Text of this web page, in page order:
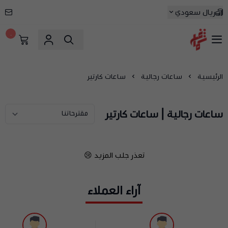
ريال سعودي
شماغ شوب | أفضل متجر شماغ في السعودية
الرئيسية ساعات رجالية ساعات كارتير
ساعات رجالية | ساعات كارتير
تعذر جلب المزيد 😢
آراء العملاء